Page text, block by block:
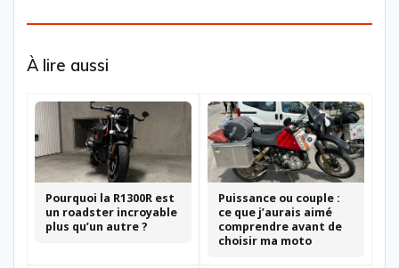
À lire aussi
Pourquoi la R1300R est
un roadster incroyable
plus qu’un autre ?
Puissance ou couple :
ce que j’aurais aimé
comprendre avant de
choisir ma moto